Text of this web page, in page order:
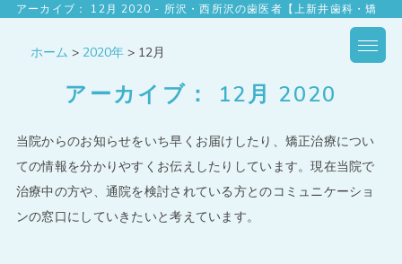
アーカイブ： 12月 2020 - 所沢・西所沢の歯医者【上新井歯科・矯
ホーム > 2020年 > 12月
アーカイブ： 12月 2020
当院からのお知らせをいち早くお届けしたり、矯正治療につい
ての情報を分かりやすくお伝えしたりしています。現在当院で
治療中の方や、通院を検討されている方とのコミュニケーショ
ンの窓口にしていきたいと考えています。